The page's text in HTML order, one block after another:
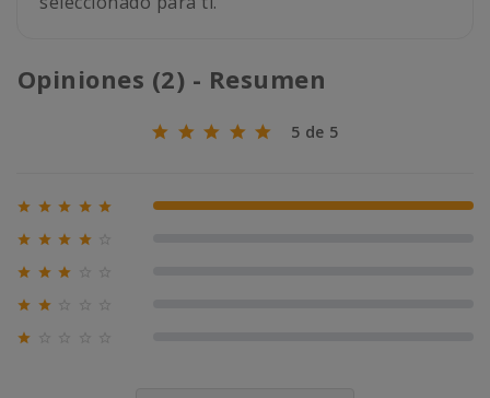
Opiniones (2) - Resumen
5 de 5
     100% (2)
   
  
 
